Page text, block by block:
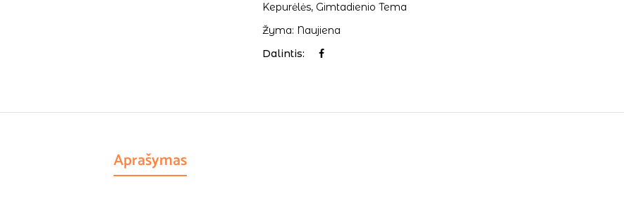
Kepurėlės, Gimtadienio Tema
Žyma: Naujiena
Dalintis:
Aprašymas